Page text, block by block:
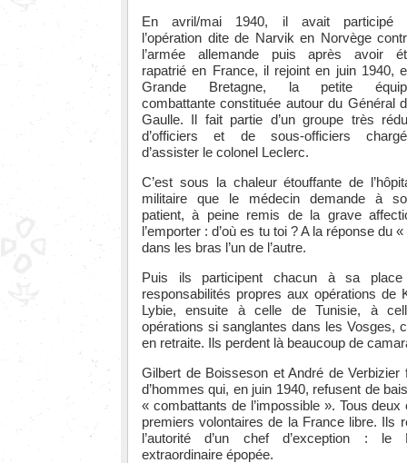
En avril/mai 1940, il avait participé
l’opération dite de Narvik en Norvège
l’armée allemande puis après avoir
rapatrié en France, il rejoint en juin 1940,
Grande Bretagne, la petite
combattante constituée autour du Général
Gaulle. Il fait partie d’un groupe très
d’officiers et de sous-officiers
d’assister le colonel Leclerc.
C’est sous la chaleur étouffante de
militaire que le médecin demande à
patient, à peine remis de la grave
l’emporter : d’où es tu toi ? A la réponse du
dans les bras l’un de l’autre.
Puis ils participent chacun à sa
responsabilités propres aux opérations de
Lybie, ensuite à celle de Tunisie, à
opérations si sanglantes dans les Vosges,
en retraite. Ils perdent là beaucoup de
Gilbert de Boisseson et André de Verbizier
d’hommes qui, en juin 1940, refusent de
« combattants de l’impossible ». Tous
premiers volontaires de la France libre. Ils
l’autorité d’un chef d’exception : le
extraordinaire épopée.